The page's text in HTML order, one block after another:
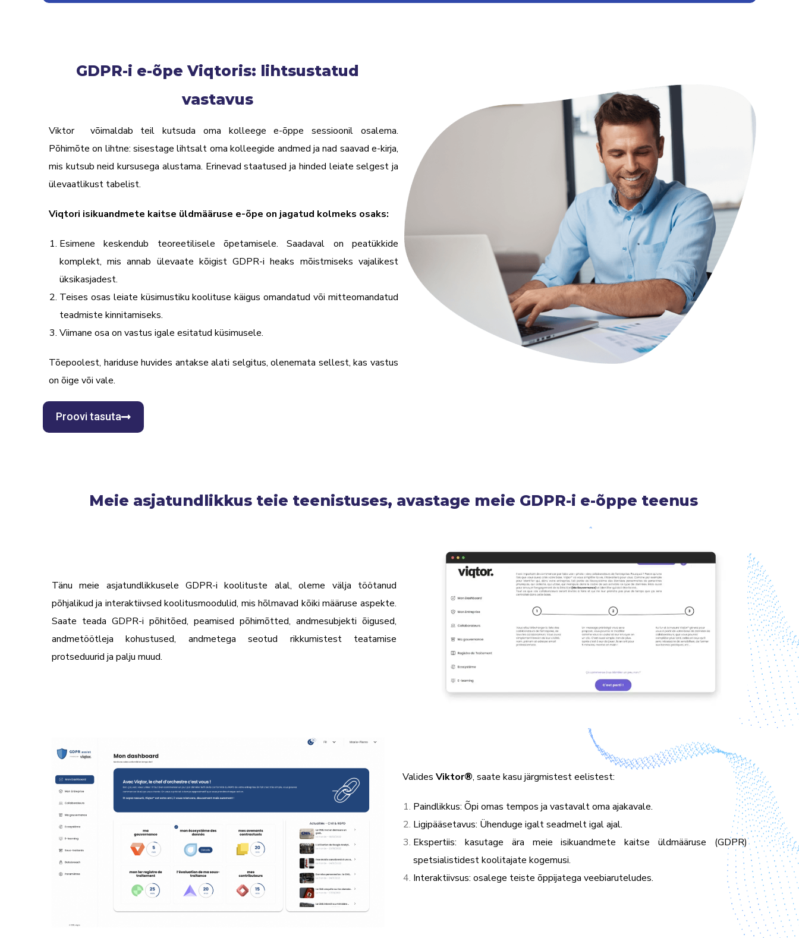
GDPR-i e-õpe Viqtoris: lihtsustatud
vastavus
Viktor®
võimaldab teil kutsuda oma kolleege e-õppe sessioonil osalema.
Põhimõte on lihtne: sisestage lihtsalt oma kolleegide andmed ja nad saavad e-kirja,
mis kutsub neid kursusega alustama. Erinevad staatused ja hinded leiate selgest ja
ülevaatlikust tabelist.
Viqtori isikuandmete kaitse üldmääruse e-õpe on jagatud kolmeks osaks:
Esimene keskendub teoreetilisele õpetamisele. Saadaval on peatükkide
komplekt, mis annab ülevaate kõigist GDPR-i heaks mõistmiseks vajalikest
üksikasjadest.
Teises osas leiate küsimustiku koolituse käigus omandatud või mitteomandatud
teadmiste kinnitamiseks.
Viimane osa on vastus igale esitatud küsimusele.
Tõepoolest, hariduse huvides antakse alati selgitus, olenemata sellest, kas vastus
on õige või vale.
Proovi tasuta
Meie asjatundlikkus teie teenistuses, avastage meie GDPR-i e-õppe teenus
Tänu meie asjatundlikkusele GDPR-i koolituste alal, oleme välja töötanud
põhjalikud ja interaktiivsed koolitusmoodulid, mis hõlmavad kõiki määruse aspekte.
Saate teada GDPR-i põhitõed, peamised põhimõtted, andmesubjekti õigused,
andmetöötleja kohustused, andmetega seotud rikkumistest teatamise
protseduurid ja palju muud.
Valides Viktor®, saate kasu järgmistest eelistest:
Paindlikkus: Õpi omas tempos ja vastavalt oma ajakavale.
Ligipääsetavus: Ühenduge igalt seadmelt igal ajal.
Ekspertiis: kasutage ära meie isikuandmete kaitse üldmääruse (GDPR)
spetsialistidest koolitajate kogemusi.
Interaktiivsus: osalege teiste õppijatega veebiaruteludes.